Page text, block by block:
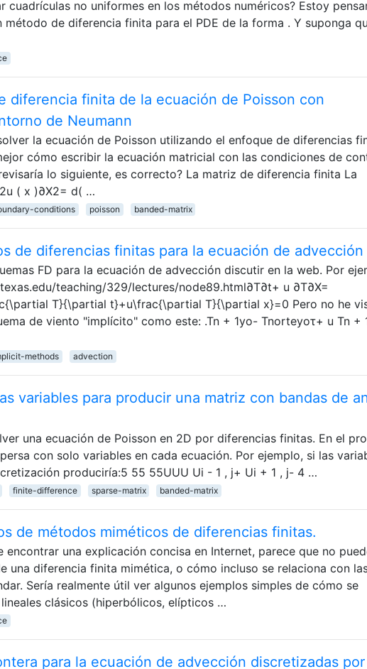
cuadrículas no uniformes en los métodos numéricos? Estoy
de diferencia finita para el PDE de la forma . Y suponga
diferencia finita de la ecuación de Poisson con
de Neumann
la ecuación de Poisson utilizando el enfoque de diferencias
cómo escribir la ecuación matricial con las condiciones de
lo siguiente, es correcto? La matriz de diferencia finita La
( x )∂X2= d( …
conditions poisson banded-matrix
de diferencias finitas para la ecuación de advección
FD para la ecuación de advección discutir en la web. Por
teaching/329/lectures/node89.html∂T∂t+ u ∂T∂X=
T}{\partial t}+u\frac{\partial T}{\partial x}=0 Pero no he
de viento "implícito" como este: .Tn + 1yo- Tnorteyoτ+ u Tn +
methods advection
variables para producir una matriz con bandas de
una ecuación de Poisson en 2D por diferencias finitas. En el
con solo variables en cada ecuación. Por ejemplo, si las
produciría:5 55 55UUU Ui - 1 , j+ Ui + 1 , j- 4 …
finite-difference sparse-matrix banded-matrix
de métodos miméticos de diferencias finitas.
encontrar una explicación concisa en Internet, parece que no
una diferencia finita mimética, o cómo incluso se relaciona con
Sería realmente útil ver algunos ejemplos simples de cómo se
clásicos (hiperbólicos, elípticos …
para la ecuación de advección discretizadas